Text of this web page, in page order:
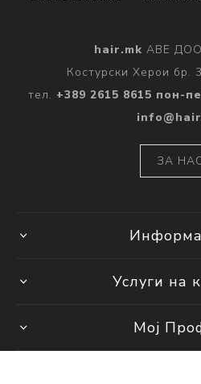
hair.mk АВЕ
Костурски Херои бр.
тел. +389 2615 8615 пон-
ЗА
Услуги на
Мој